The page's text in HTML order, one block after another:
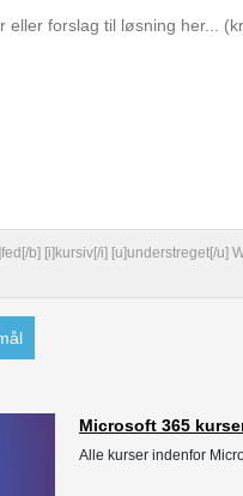
b] [i]kursiv[/i] [u]understreget[/
Microsoft 365
Alle kurser indenfor